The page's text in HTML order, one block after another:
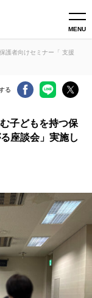
MENU
護者向けセミナー「 支援
る
子どもを持つ保
座談会」実施し